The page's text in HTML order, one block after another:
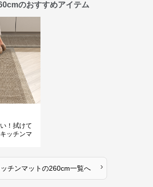
のおすすめアイテム
！拭けて
ッチンマ
チンマットの260cm一覧へ ›